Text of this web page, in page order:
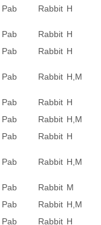
Pab Rabbit H
Pab Rabbit H
Pab Rabbit H
Pab Rabbit H,M
Pab Rabbit H
Pab Rabbit H,M
Pab Rabbit H
Pab Rabbit H,M
Pab Rabbit M
Pab Rabbit H,M
Pab Rabbit H